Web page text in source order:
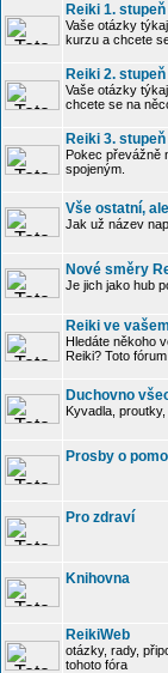
Reiki 1. stupeň
Vaše otázky
kurzu a chcete
Reiki 2. stupeň
Vaše otázky
chcete se na
Reiki 3. stupeň
Pokec převážně
spojeným.
Vše ostatní,
Jak už název
Nové směry
Je jich jako hub
Reiki ve
Hledáte někoho
Reiki? Toto fórum
Duchovno
Kyvadla, proutky,
Prosby o
Pro zdraví
Knihovna
ReikiWeb
otázky, rady,
tohoto fóra